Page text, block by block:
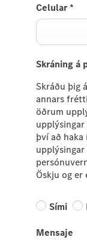
Celular *
Skráning á
Skráðu þig
annars
öðrum
því að
Öskju og
Sími
Mensaje